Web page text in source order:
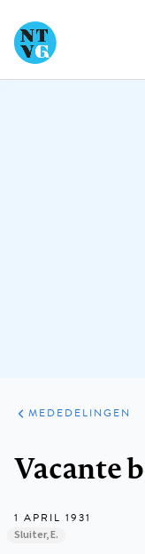
ARTIKELEN
VARIA
MEDEDELINGEN
Vacante
1 APRIL 1931
Sluiter, E.